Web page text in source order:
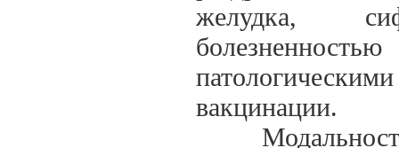
желудка,
вакцинации.
Модальности: